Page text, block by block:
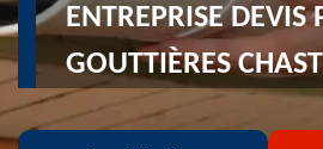
ENTREPRISE DEVIS
GOUTTIÈRES